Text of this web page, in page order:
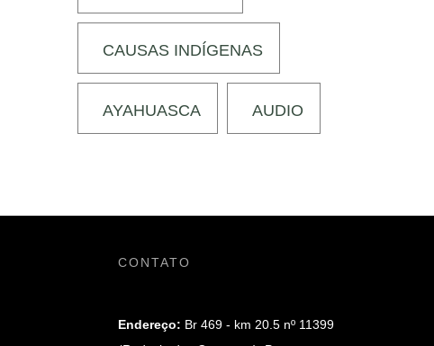
CAUSAS INDÍGENAS
AYAHUASCA AUDIO
CONTATO
Endereço: Br 469 - km 20.5 nº 11399